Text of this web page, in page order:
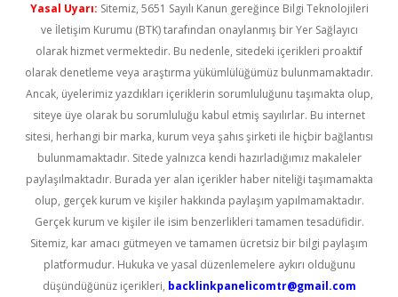
Yasal Uyarı: Sitemiz, 5651 Sayılı Kanun gereğince Bilgi Teknolojileri
ve İletişim Kurumu (BTK) tarafından onaylanmış bir Yer Sağlayıcı
olarak hizmet vermektedir. Bu nedenle, sitedeki içerikleri proaktif
olarak denetleme veya araştırma yükümlülüğümüz bulunmamaktadır.
Ancak, üyelerimiz yazdıkları içeriklerin sorumluluğunu taşımakta olup,
siteye üye olarak bu sorumluluğu kabul etmiş sayılırlar. Bu internet
sitesi, herhangi bir marka, kurum veya şahıs şirketi ile hiçbir bağlantısı
bulunmamaktadır. Sitede yalnızca kendi hazırladığımız makaleler
paylaşılmaktadır. Burada yer alan içerikler haber niteliği taşımamakta
olup, gerçek kurum ve kişiler hakkında paylaşım yapılmamaktadır.
Gerçek kurum ve kişiler ile isim benzerlikleri tamamen tesadüfidir.
Sitemiz, kar amacı gütmeyen ve tamamen ücretsiz bir bilgi paylaşım
platformudur. Hukuka ve yasal düzenlemelere aykırı olduğunu
düşündüğünüz içerikleri, backlinkpanelicomtr@gmail.com